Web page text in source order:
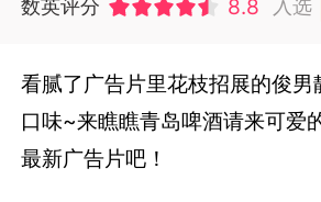
数英评分 8.8 入选
看腻了广告片里花枝招展的俊男
口味~来瞧瞧青岛啤酒请来可爱
最新广告片吧！